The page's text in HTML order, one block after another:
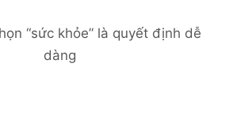
“sức khỏe” là quyết định dễ
dàng